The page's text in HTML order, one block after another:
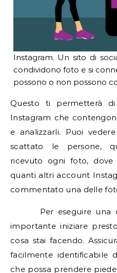
Instagram. Un sito di
condividono foto e si
possono o non possono
Questo ti permetterà
Instagram che
e analizzarli. Puoi
scattato le persone,
ricevuto ogni foto,
quanti altri account
commentato una
Per eseguire una
importante iniziare
cosa stai facendo.
facilmente identificabile
che possa prendere